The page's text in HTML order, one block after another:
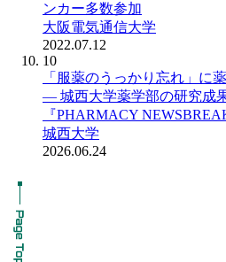
ンカー多数参加
大阪電気通信大学
2022.07.12
10
「服薬のうっかり忘れ」に
― 城西大学薬学部の研究成
『PHARMACY
城西大学
2026.06.24